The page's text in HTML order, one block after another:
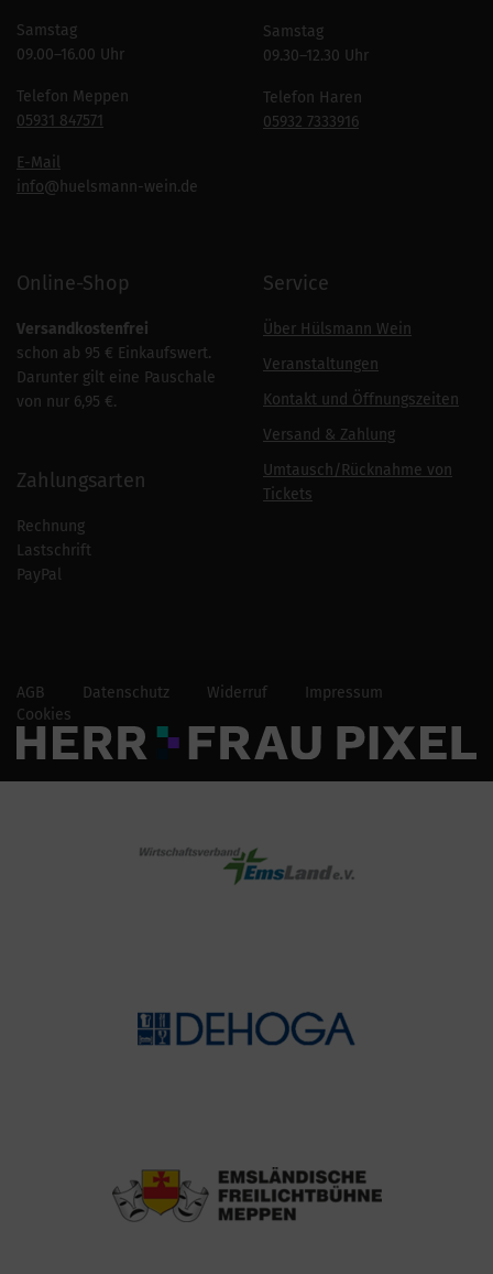
Samstag
09.00–16.00 Uhr
Telefon Meppen
05931 847571
E-Mail
info@huelsmann-wein.de
Samstag
09.30–12.30 Uhr
Telefon Haren
05932 7333916
Online-Shop
Versandkostenfrei
schon ab 95 € Einkaufswert.
Darunter gilt eine Pauschale
von nur 6,95 €.
Zahlungsarten
Rechnung
Lastschrift
PayPal
Service
Über Hülsmann Wein
Veranstaltungen
Kontakt und Öffnungszeiten
Versand & Zahlung
Umtausch/Rücknahme von
Tickets
AGB Datenschutz Widerruf
Impressum
Cookies